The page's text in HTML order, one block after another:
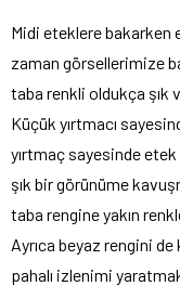
Midi eteklere bakarken
zaman görsellerimize
taba renkli oldukça şık
Küçük yırtmacı
yırtmaç sayesinde
şık bir görünüme
taba rengine yakın
Ayrıca beyaz rengini
pahalı izlenimi